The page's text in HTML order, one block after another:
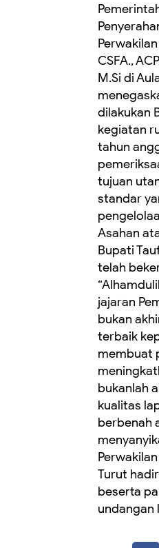
CSFA.,
M.Si di
dilakukan
kegiatan
tahun
tujuan
standar
Asahan
Bupati
telah
jajaran
bukan
terbaik
membuat
bukanlah
kualitas
berbenah
Turut
beserta
undangan